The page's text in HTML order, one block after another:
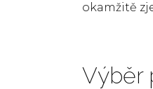
okamžitě
Výběr